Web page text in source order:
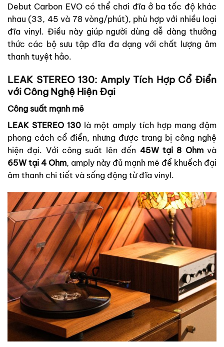
Debut Carbon EVO có thể chơi đĩa ở ba tốc độ khác
nhau (33, 45 và 78 vòng/phút), phù hợp với nhiều loại
đĩa vinyl. Điều này giúp người dùng dễ dàng thưởng
thức các bộ sưu tập đĩa đa dạng với chất lượng âm
thanh tuyệt hảo.
LEAK STEREO 130: Amply Tích Hợp Cổ Điển
với Công Nghệ Hiện Đại
Công suất mạnh mẽ
LEAK STEREO 130 là một amply tích hợp mang đậm
phong cách cổ điển, nhưng được trang bị công nghệ
hiện đại. Với công suất lên đến 45W tại 8 Ohmvà
65W tại 4 Ohm, amply này đủ mạnh mẽ để khuếch đại
âm thanh chi tiết và sống động từ đĩa vinyl.